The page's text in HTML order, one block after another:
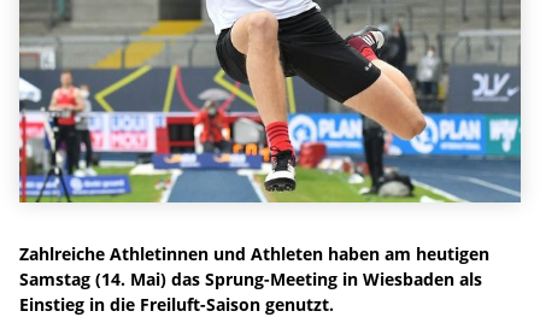
Zahlreiche Athletinnen und Athleten haben am heutigen
Samstag (14. Mai) das Sprung-Meeting in Wiesbaden als
Einstieg in die Freiluft-Saison genutzt.